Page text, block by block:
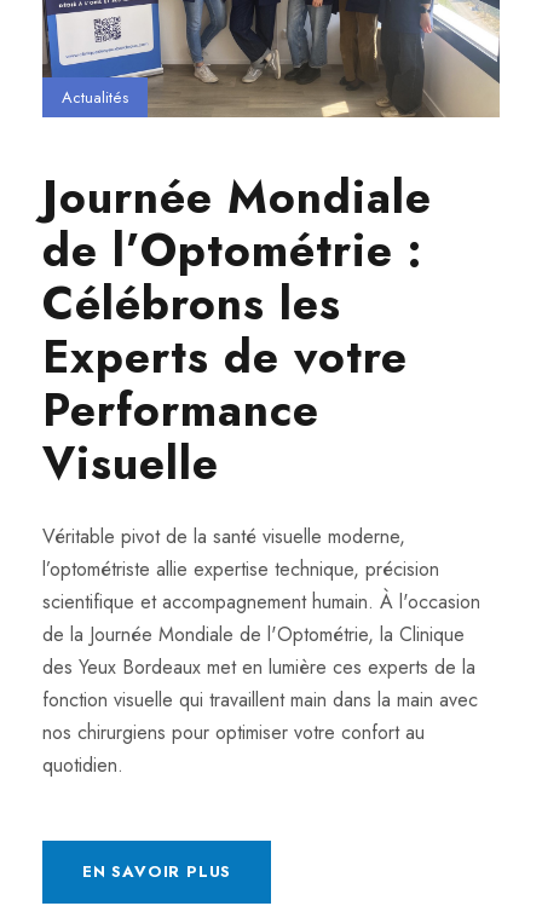
Actualités
Journée Mondiale
de l’Optométrie :
Célébrons les
Experts de votre
Performance
Visuelle
Véritable pivot de la santé visuelle moderne,
l’optométriste allie expertise technique, précision
scientifique et accompagnement humain. À l'occasion
de la Journée Mondiale de l'Optométrie, la Clinique
des Yeux Bordeaux met en lumière ces experts de la
fonction visuelle qui travaillent main dans la main avec
nos chirurgiens pour optimiser votre confort au
quotidien.
EN SAVOIR PLUS